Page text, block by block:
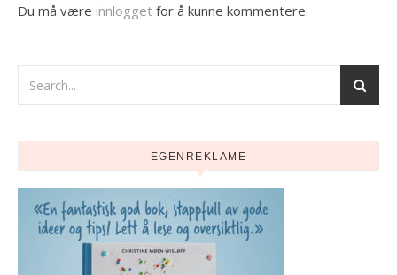
Du må være innlogget for å kunne kommentere.
EGENREKLAME